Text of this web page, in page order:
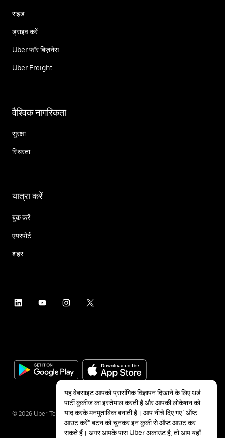
राइड
ड्राइव करें
Uber फॉर बिज़नेस
Uber Freight
वैश्विक नागरिकता
सुरक्षा
स्थिरता
यात्रा करें
बुक करें
एयरपोर्ट
शहर
© 2026 Uber Technologies Inc.
यह वेबसाइट आपको प्रासंगिक विज्ञापन दिखाने के लिए थर्ड
पार्टी कुकीज का इस्तेमाल करती है और आपकी लोकेशन को
याद करके मनमुताबिक बनाती है। आप नीचे दिए गए “ऑप्ट
आउट करें” बटन को चुनकर इन कुकी से ऑप्ट आउट कर
सकते हैं। अगर आपके पास Uber अकाउंट है, तो आपयहाँ